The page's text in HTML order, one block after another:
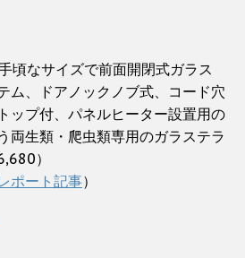
頃なサイズで前面開閉式ガラス
ム、ドアノックノブ式、コード穴
ップ付、パネルヒーター設置用の
両生類・爬虫類専用のガラステラ
）
ポート記事）